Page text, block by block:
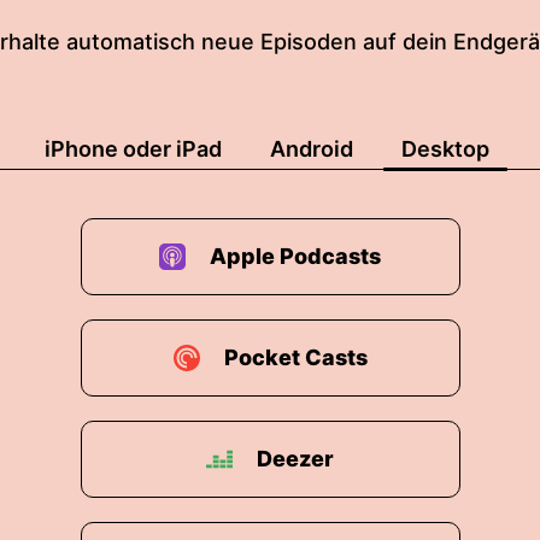
automatisch neue Episoden auf dein
iPhone oder iPad Android Desktop
Apple Podcasts
Pocket Casts
Deezer